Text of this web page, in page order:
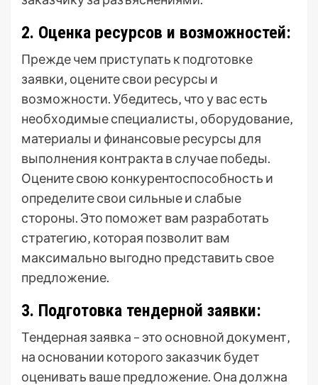
2. Оценка ресурсов и возможностей:
Прежде чем приступать к подготовке
заявки‚ оцените свои ресурсы и
возможности. Убедитесь‚ что у вас есть
необходимые специалисты‚ оборудование‚
материалы и финансовые ресурсы для
выполнения контракта в случае победы.
Оцените свою конкурентоспособность и
определите свои сильные и слабые
стороны. Это поможет вам разработать
стратегию‚ которая позволит вам
максимально выгодно представить свое
предложение.
3. Подготовка тендерной заявки:
Тендерная заявка – это основной документ‚
на основании которого заказчик будет
оценивать ваше предложение. Она должна